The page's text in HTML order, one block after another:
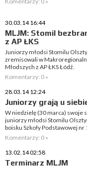
30.03.14 16:44
MLJM: Stomil
z AP ŁKS
Juniorzy młodsi Stomilu
zremisowali w
Młodszych z AP ŁKS Łódź.
Komentarzy: 0 »
28.03.14 12:24
Juniorzy grają u
W niedzielę (30 marca) swoje
juniorzy młodsi Stomilu
boisku Szkoły Podstawowej
Komentarzy: 0 »
13.02.14 02:58
Terminarz MLJM